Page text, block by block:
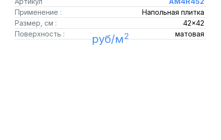
Применение :
Напольная плитка
Размер, см :
42x42
Поверхность :
матовая
руб/м2